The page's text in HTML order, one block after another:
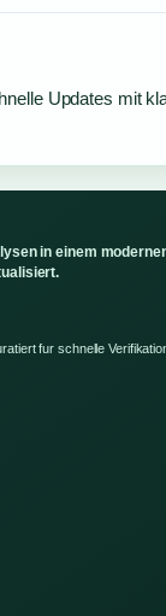
Updates mit
in einem
fur schnelle